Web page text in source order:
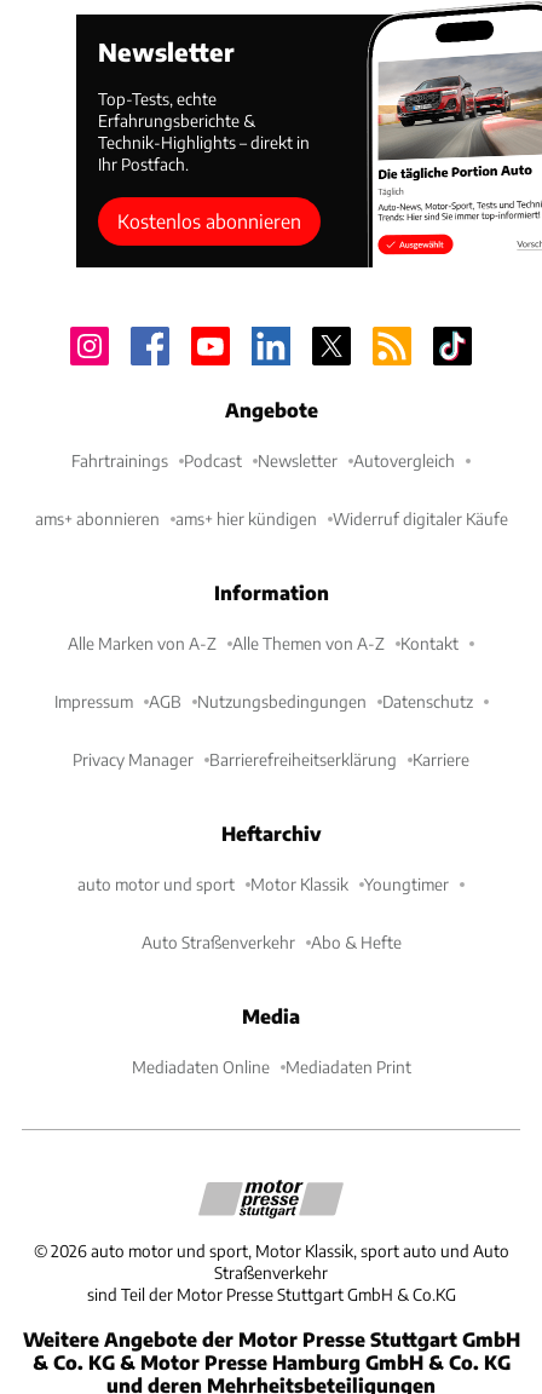
Newsletter
Top-Tests, echte
Erfahrungsberichte &
Technik-Highlights – direkt in
Ihr Postfach.
Kostenlos abonnieren
Angebote
Fahrtrainings Podcast Newsletter Autovergleich
ams+ abonnieren ams+ hier kündigen Widerruf digitaler Käufe
Information
Alle Marken von A-Z Alle Themen von A-Z Kontakt
Impressum AGB Nutzungsbedingungen Datenschutz
Privacy Manager Barrierefreiheitserklärung Karriere
Heftarchiv
auto motor und sport Motor Klassik Youngtimer
Auto Straßenverkehr Abo & Hefte
Media
Mediadaten Online Mediadaten Print
©2026 auto motor und sport, Motor Klassik, sport auto und Auto
Straßenverkehr
sind Teil der Motor Presse Stuttgart GmbH & Co.KG
Weitere Angebote der Motor Presse Stuttgart GmbH
& Co. KG & Motor Presse Hamburg GmbH & Co. KG
und deren Mehrheitsbeteiligungen